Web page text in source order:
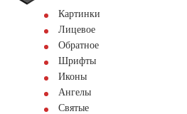
Картинки
Лицевое
Обратное
Шрифты
Иконы
Ангелы
Святые